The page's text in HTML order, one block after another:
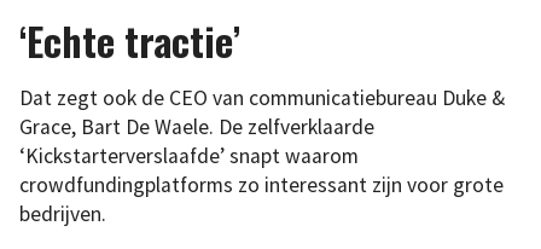
‘Echte tractie’
Dat zegt ook de CEO van communicatiebureau Duke &
Grace, Bart De Waele. De zelfverklaarde
‘Kickstarterverslaafde’ snapt waarom
crowdfundingplatforms zo interessant zijn voor grote
bedrijven.